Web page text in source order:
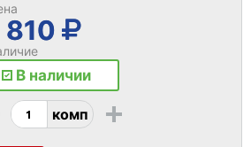
810
В наличии
комп +